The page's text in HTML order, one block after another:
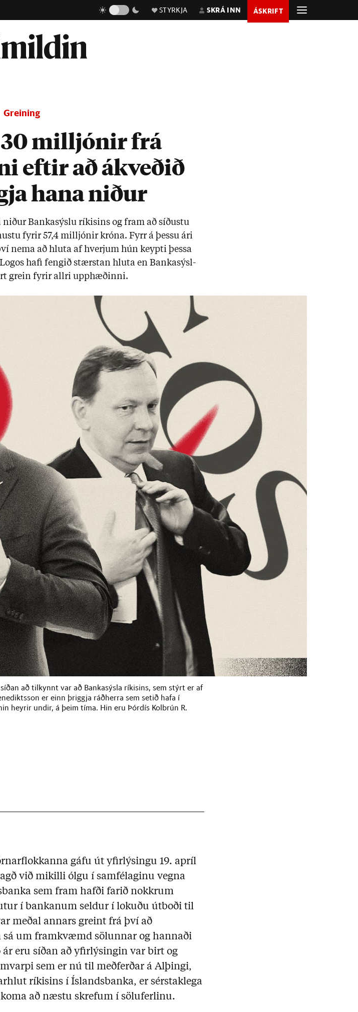
STYRKJA SKRÁ INN ÁSKRIFT
Greining
milljónir frá
eftir að ákveðið
hana niður
Banka­sýslu rík­is­ins og fram að síð­ustu
fyr­ir 57,4 millj­ón­ir króna. Fyrr á þessu ári
nema að hluta af hverj­um hún keypti þessa
hafi feng­ið stærst­an hluta en Banka­sýsl­
grein fyr­ir allri upp­hæð­inni.
að tilkynnt var að Bankasýsla ríkisins, sem stýrt er af
er einn þriggja ráðherra sem setið hafa í
heyrir undir, á þeim tíma. Hin eru Þórdís Kolbrún R.
gáfu út yfirlýsingu 19. apríl
við mikilli ólgu í samfélaginu vegna
sem fram hafði farið nokkrum
í bankanum seldur í lokuðu útboði til
meðal annars greint frá því að
sá um framkvæmd sölunnar og hannaði
eru síðan að yfirlýsingin var birt og
sem er nú til meðferðar á Alþingi,
ríkisins í Íslandsbanka, er sérstaklega
að næstu skrefum í söluferlinu.